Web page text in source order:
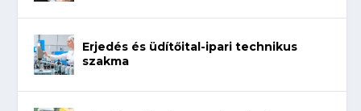
Erjedés és üdítőital-ipari technikus
szakma